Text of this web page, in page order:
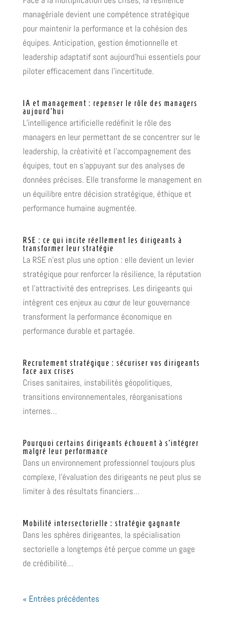
managériale devient une compétence stratégique
pour maintenir la performance et la cohésion des
équipes. Anticipation, gestion émotionnelle et
leadership adaptatif sont aujourd’hui essentiels pour
piloter efficacement dans l’incertitude.
IA et management : repenser le rôle des managers
aujourd’hui
L’intelligence artificielle redéfinit le rôle des
managers en leur permettant de se concentrer sur le
leadership, la créativité et l’accompagnement des
équipes, tout en s’appuyant sur des analyses de
données précises. Elle transforme le management en
un équilibre entre décision stratégique, éthique et
performance humaine augmentée.
RSE : ce qui incite réellement les dirigeants à
transformer leur stratégie
La RSE n’est plus une option : elle devient un levier
stratégique pour renforcer la résilience, la réputation
et l’attractivité des entreprises. Les dirigeants qui
intègrent ces enjeux au cœur de leur gouvernance
transforment la performance économique en
performance durable et partagée.
Recrutement stratégique : sécuriser vos dirigeants
face aux crises
Crises sanitaires, instabilités géopolitiques,
transitions environnementales, réorganisations
internes…
Pourquoi certains dirigeants échouent à s’intégrer
malgré leur performance
Dans un environnement professionnel toujours plus
complexe, l’évaluation des dirigeants ne peut plus se
limiter à des résultats financiers…
Mobilité intersectorielle : stratégie gagnante
Dans les sphères dirigeantes, la spécialisation
sectorielle a longtemps été perçue comme un gage
de crédibilité…
« Entrées précédentes